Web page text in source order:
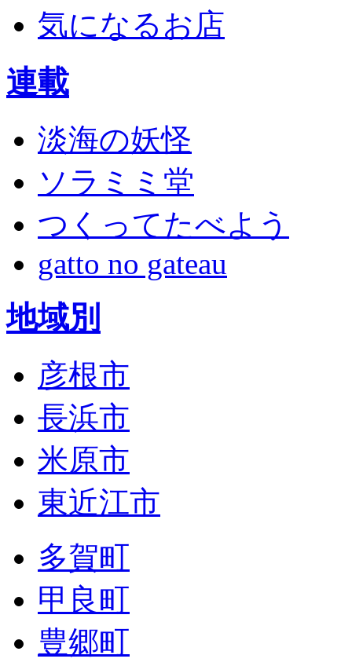
気になるお店
連載
淡海の妖怪
ソラミミ堂
つくってたべよう
gatto no gateau
地域別
彦根市
長浜市
米原市
東近江市
多賀町
甲良町
豊郷町